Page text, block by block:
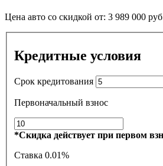
Цена авто со скидкой от: 3 989 000
Кредитные условия
Срок кредитования
Первоначальный взнос
*Скидка действует при первом
Ставка 0.01%